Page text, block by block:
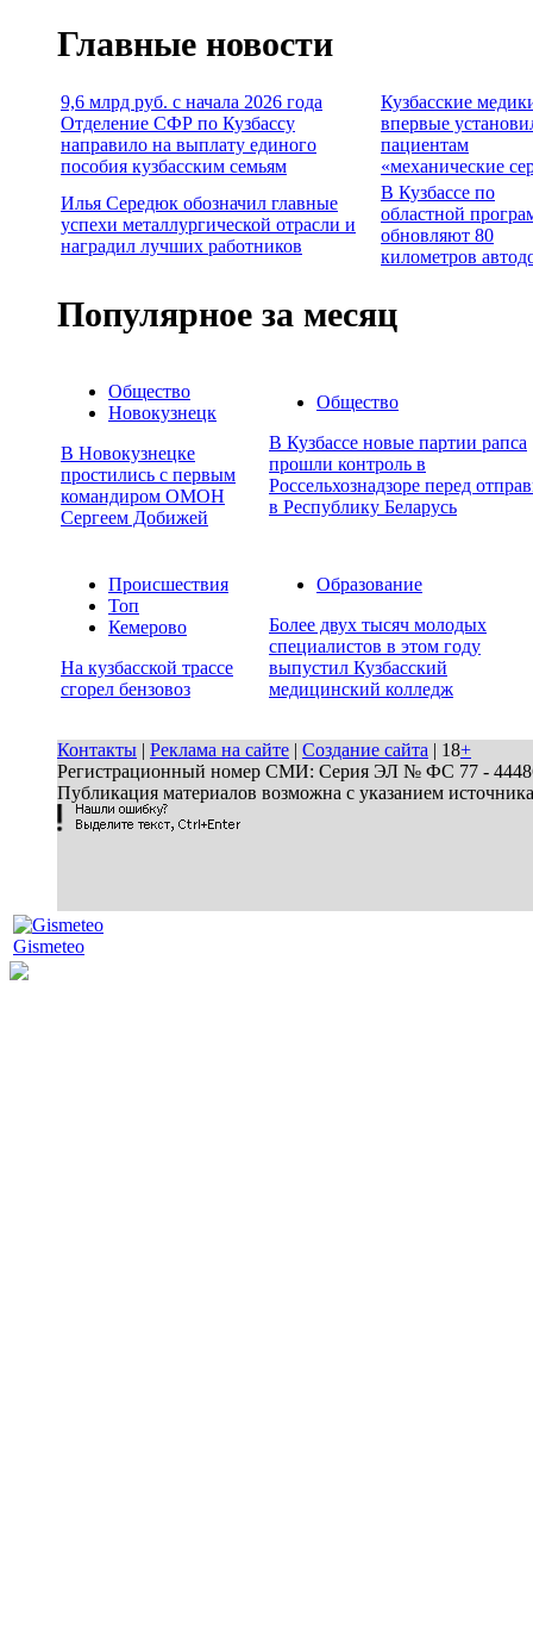
Главные новости
9,6 млрд руб. с начала 2026 года
Отделение СФР по Кузбассу
направило на выплату единого
пособия кузбасским семьям
Кузбасские
впервые
пациентам
«механические
Илья Середюк обозначил главные
успехи металлургической отрасли и
наградил лучших работников
В Кузбассе по
областной
обновляют 80
километров
Популярное за месяц
Общество
Новокузнецк
В Новокузнецке
простились с первым
командиром ОМОН
Сергеем Добижей
Общество
В Кузбассе новые партии рапса
прошли контроль в
Россельхознадзоре перед
в Республику Беларусь
Происшествия
Топ
Кемерово
На кузбасской трассе
сгорел бензовоз
Образование
Более двух тысяч молодых
специалистов в этом году
выпустил Кузбасский
медицинский колледж
Контакты | Реклама на сайте | Создание сайта | 18+
Регистрационный номер СМИ: Серия ЭЛ № ФС 77 - 44486
Публикация материалов возможна с указанием
Gismeteo